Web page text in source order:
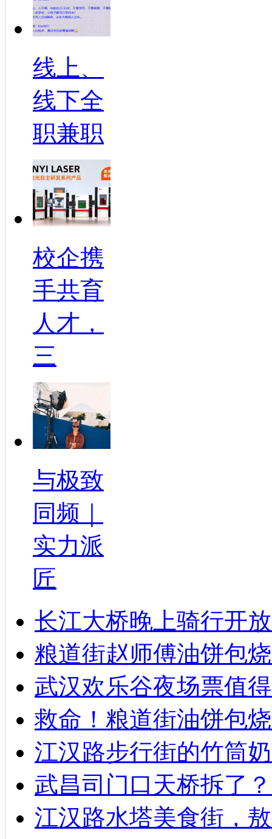
线上、
线下全
职兼职
校企携
手共育
人才，
三
与极致
同频｜
实力派
匠
长江大桥晚上骑行开
粮道街赵师傅油饼包
武汉欢乐谷夜场票值
救命！粮道街油饼包
江汉路步行街的竹筒
武昌司门口天桥拆了
江汉路水塔美食街，